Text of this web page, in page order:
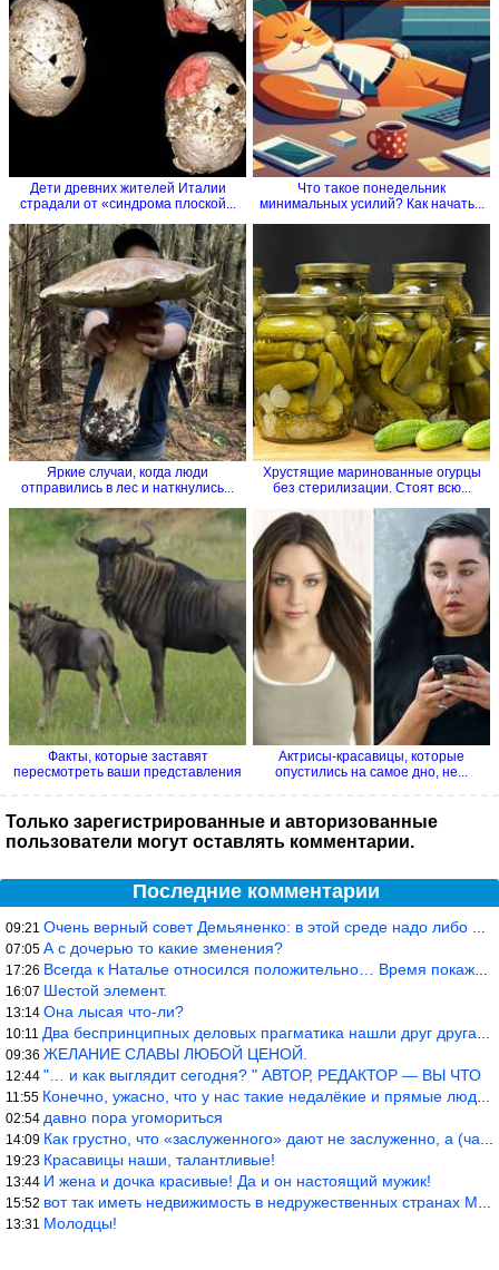
Дети древних жителей Италии
страдали от «синдрома плоской...
Что такое понедельник
минимальных усилий? Как начать...
Яркие случаи, когда люди
отправились в лес и наткнулись...
Хрустящие маринованные огурцы
без стерилизации. Стоят всю...
Факты, которые заставят
пересмотреть ваши представления
Актрисы-красавицы, которые
опустились на самое дно, не...
Только зарегистрированные и авторизованные
пользователи могут оставлять комментарии.
Последние комментарии
09:21 Очень верный совет Демьяненко: в этой среде надо либо иметь зубы
07:05 А с дочерью то какие зменения?
17:26 Всегда к Наталье относился положительно… Время покажет, что буде
16:07 Шестой элемент.
13:14 Она лысая что-ли?
10:11 Два беспринципных деловых прагматика нашли друг друга и «остепен
09:36 ЖЕЛАНИЕ СЛАВЫ ЛЮБОЙ ЦЕНОЙ.
12:44 "… и как выглядит сегодня? " АВТОР, РЕДАКТОР — ВЫ ЧТО
11:55 Конечно, ужасно, что у нас такие недалёкие и прямые люди… Как мо
02:54 давно пора угомориться
14:09 Как грустно, что «заслуженного» дают не заслуженно, а (чаще) по-
19:23 Красавицы наши, талантливые!
13:44 И жена и дочка красивые! Да и он настоящий мужик!
15:52 вот так иметь недвижимость в недружественных странах Могут забра
13:31 Молодцы!